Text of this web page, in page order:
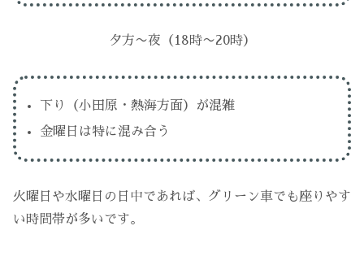
夕方〜夜（18時〜20時）
下り（小田原・熱海方面）が混雑
金曜日は特に混み合う
火曜日や水曜日の日中であれば、グリーン車でも座りやす
い時間帯が多いです。